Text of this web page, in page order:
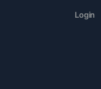
Login